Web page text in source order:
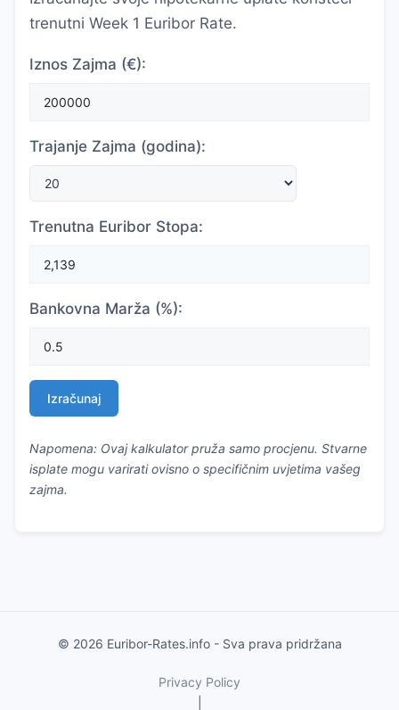
trenutni Week 1 Euribor Rate.
Iznos Zajma (€):
Trajanje Zajma (godina):
Trenutna Euribor Stopa:
Bankovna Marža (%):
Izračunaj
Napomena: Ovaj kalkulator pruža samo procjenu. Stvarne
isplate mogu varirati ovisno o specifičnim uvjetima vašeg
zajma.
© 2026 Euribor-Rates.info - Sva prava pridržana
Privacy Policy